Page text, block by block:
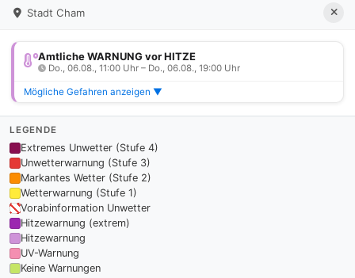
Stadt Cham
Amtliche WARNUNG vor HITZE
Do., 06.08., 11:00 Uhr – Do., 06.08., 19:00 Uhr
Mögliche Gefahren anzeigen ▼
LEGENDE
Extremes Unwetter (Stufe 4)
Unwetterwarnung (Stufe 3)
Markantes Wetter (Stufe 2)
Wetterwarnung (Stufe 1)
Vorabinformation Unwetter
Hitzewarnung (extrem)
Hitzewarnung
UV-Warnung
Keine Warnungen